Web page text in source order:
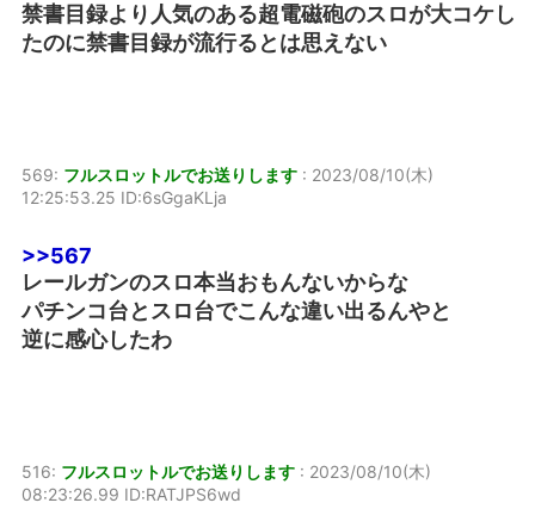
禁書目録より人気のある超電磁砲のスロが大コケし
たのに禁書目録が流行るとは思えない
569: フルスロットルでお送りします : 2023/08/10(木)
12:25:53.25 ID:6sGgaKLja
>>567
レールガンのスロ本当おもんないからな
パチンコ台とスロ台でこんな違い出るんやと
逆に感心したわ
516: フルスロットルでお送りします : 2023/08/10(木)
08:23:26.99 ID:RATJPS6wd